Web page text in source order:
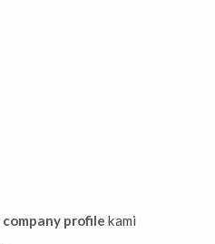
company profile kami